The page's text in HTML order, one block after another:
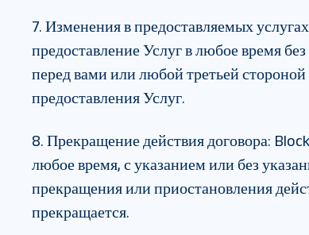
7. Изменения в предоставляемых услугах
предоставление Услуг в любое время
перед вами или любой третьей
предоставления Услуг.
8. Прекращение действия договора:
любое время, с указанием или без
прекращения или приостановления
прекращается.